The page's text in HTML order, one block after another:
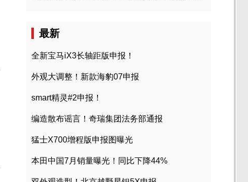
最新
全新宝马iX3长轴距版申报！
外观大调整！新款海豹07申报
smart精灵#2申报！
编造散布谣言！奇瑞集团法务部通报
猛士X700增程版申报图曝光
本田中国7月销量曝光！同比下降44%